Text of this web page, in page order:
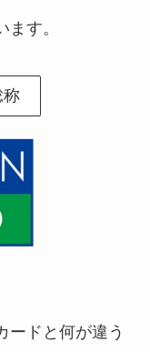
す。
称
ードと何が違う